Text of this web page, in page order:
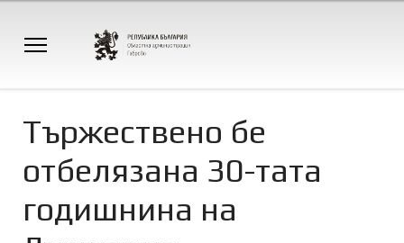
Tържествено бе
отбелязана 30-тата
годишнина на